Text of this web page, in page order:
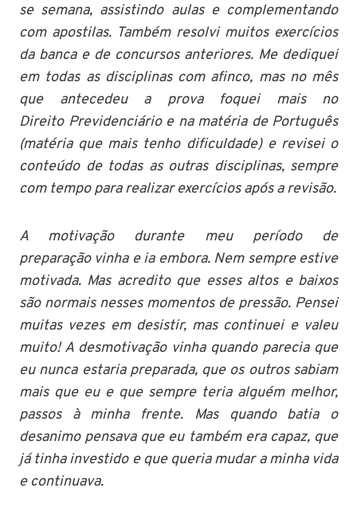
se semana, assistindo aulas e complementando
com apostilas. Também resolvi muitos exercícios
da banca e de concursos anteriores. Me dediquei
em todas as disciplinas com afinco, mas no mês
que antecedeu a prova foquei mais no
Direito Previdenciário e na matéria de Português
(matéria que mais tenho dificuldade) e revisei o
conteúdo de todas as outras disciplinas, sempre
com tempo para realizar exercícios após a revisão.
A motivação durante meu período de
preparação vinha e ia embora. Nem sempre estive
motivada. Mas acredito que esses altos e baixos
são normais nesses momentos de pressão. Pensei
muitas vezes em desistir, mas continuei e valeu
muito! A desmotivação vinha quando parecia que
eu nunca estaria preparada, que os outros sabiam
mais que eu e que sempre teria alguém melhor,
passos à minha frente. Mas quando batia o
desanimo pensava que eu também era capaz, que
já tinha investido e que queria mudar a minha vida
e continuava.